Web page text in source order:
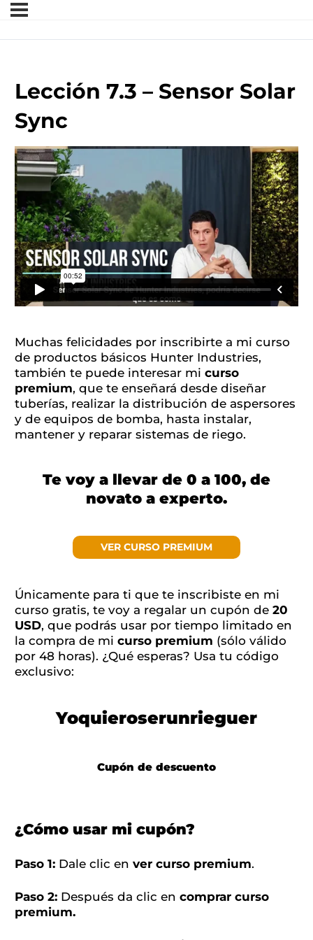
Lección 7.3 – Sensor Solar
Sync
Muchas felicidades por inscribirte a mi curso
de productos básicos Hunter Industries,
también te puede interesar mi curso
premium, que te enseñará desde diseñar
tuberías, realizar la distribución de aspersores
y de equipos de bomba, hasta instalar,
mantener y reparar sistemas de riego.
Te voy a llevar de 0 a 100, de
novato a experto.
VER CURSO PREMIUM
Únicamente para ti que te inscribiste en mi
curso gratis, te voy a regalar un cupón de 20
USD, que podrás usar por tiempo limitado en
la compra de mi curso premium (sólo válido
por 48 horas). ¿Qué esperas? Usa tu código
exclusivo:
Yoquieroserunrieguer
Cupón de descuento
¿Cómo usar mi cupón?
Paso 1: Dale clic en ver curso premium.
Paso 2: Después da clic en comprar curso
premium.